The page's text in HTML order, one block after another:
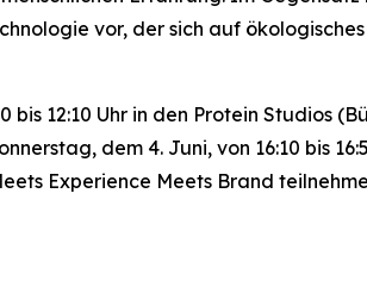
vor, der sich auf
12:10 Uhr in den Protein Studios
dem 4. Juni, von 16:10 bis
Experience Meets Brand